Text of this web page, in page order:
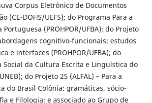
Corpus Eletrônico de Documentos
(CE-DOHS/UEFS); do Programa Para a
(PROHPOR/UFBA); do Projeto
cognitivo-funcionais: estudos
e interfaces (PROHPOR/UFBA); do
Social da Cultura Escrita e Linguística do
do Projeto 25 (ALFAL) – Para a
do Brasil Colônia: gramáticas, sócio-
e Filologia; e associado ao Grupo de